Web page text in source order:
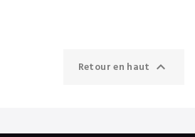
Retour en haut 